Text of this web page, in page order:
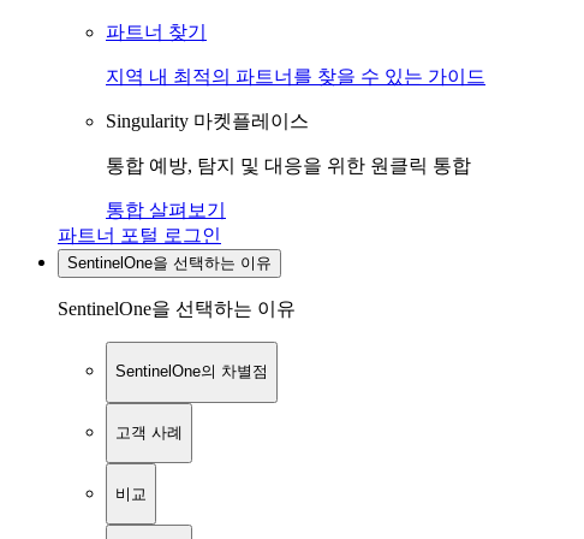
파트너 찾기
지역 내 최적의 파트너를 찾을 수 있는 가이드
Singularity 마켓플레이스
통합 예방, 탐지 및 대응을 위한 원클릭 통합
통합 살펴보기
파트너 포털 로그인
SentinelOne을 선택하는 이유
SentinelOne을 선택하는 이유
SentinelOne의 차별점
고객 사례
비교